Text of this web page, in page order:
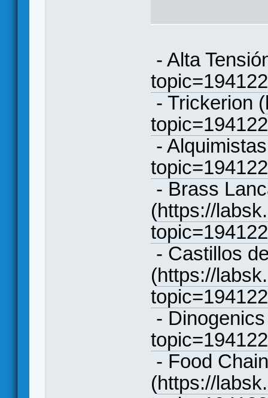
- Alta
- Trickerion (
-
- Brass
(https://
- Castillos
(https://
-
- Food
(https://